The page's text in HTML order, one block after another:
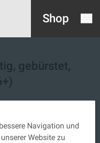
Shop
gebürstet,
Navigation und
Website zu